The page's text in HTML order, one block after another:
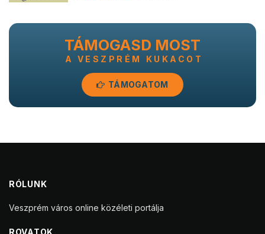
TÁMOGASD MOST
A VESZPRÉM KUKACOT
TÁMOGATOM
RÓLUNK
Veszprém város online közéleti portálja
ROVATOK